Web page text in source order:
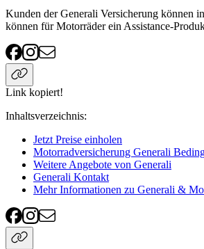
Kunden der Generali Versicherung können
können für Motorräder ein Assistance-
Link kopiert!
Inhaltsverzeichnis:
Jetzt Preise einholen
Motorradversicherung Generali
Weitere Angebote von Generali
Generali Kontakt
Mehr Informationen zu Generali &